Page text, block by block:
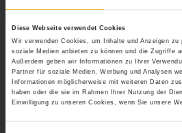
Diese Webseite verwendet Cookies
Wir verwenden Cookies, um Inhalte und Anzeigen
soziale Medien anbieten zu können und die Zugriffe
Außerdem geben wir Informationen zu Ihrer
Partner für soziale Medien, Werbung und Analysen
Informationen möglicherweise mit weiteren Daten
haben oder die sie im Rahmen Ihrer Nutzung der
Einwilligung zu unseren Cookies, wenn Sie unsere
Mitarbeitergespräche kostenlos
darin zahlreiche Informationen
Mitarbeitergespräche und es wird
dargestellt, wie Ihnen die HS
der Durchführung von
kann.